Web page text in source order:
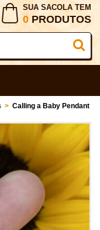
SUA SACOLA TEM
0 PRODUTOS
> Calling a Baby Pendant